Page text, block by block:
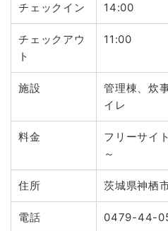
チェックイン 14:00
チェックアウ
ト
11:00
施設
管理棟、炊
イレ
料金
フリーサイ
～
住所 茨城県神栖
電話 0479-44-